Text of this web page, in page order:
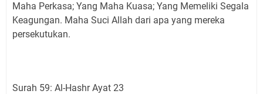
Maha Perkasa; Yang Maha Kuasa; Yang Memeliki Segala
Keagungan. Maha Suci Allah dari apa yang mereka
persekutukan.
Surah 59: Al-Hashr Ayat 23